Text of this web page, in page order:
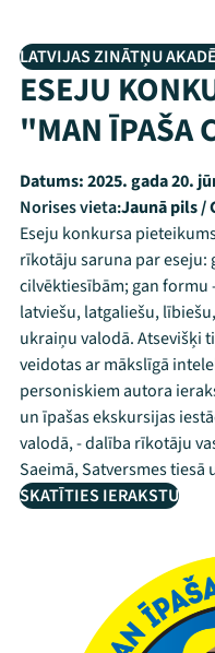
LATVIJAS ZINĀTŅU
ESEJU
"MAN ĪPAŠA
Datums:2025. gada 20.
Norises vieta:Jaunā pils /
Eseju konkursa
rīkotāju saruna par
cilvēktiesībām; gan formu
latviešu, latgaliešu,
ukraiņu valodā. Atsevišķi
veidotas ar mākslīgā
personiskiem autora
un īpašas ekskursijas
valodā, - dalība rīkotāju
Saeimā, Satversmes
SKATĪTIES IERAKSTU